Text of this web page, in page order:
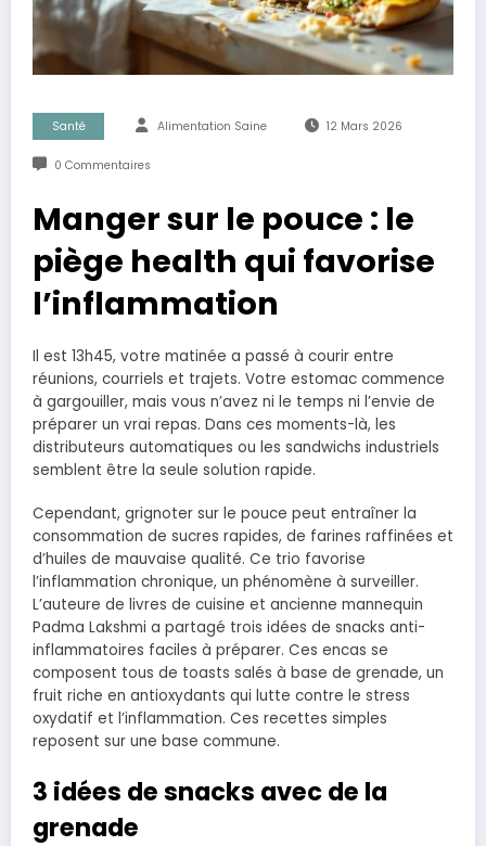
Santé Alimentation Saine 12 Mars 2026
0 Commentaires
Manger sur le pouce : le
piège health qui favorise
l’inflammation
Il est 13h45, votre matinée a passé à courir entre
réunions, courriels et trajets. Votre estomac commence
à gargouiller, mais vous n’avez ni le temps ni l’envie de
préparer un vrai repas. Dans ces moments-là, les
distributeurs automatiques ou les sandwichs industriels
semblent être la seule solution rapide.
Cependant, grignoter sur le pouce peut entraîner la
consommation de sucres rapides, de farines raffinées et
d’huiles de mauvaise qualité. Ce trio favorise
l’inflammation chronique, un phénomène à surveiller.
L’auteure de livres de cuisine et ancienne mannequin
Padma Lakshmi a partagé trois idées de snacks anti-
inflammatoires faciles à préparer. Ces encas se
composent tous de toasts salés à base de grenade, un
fruit riche en antioxydants qui lutte contre le stress
oxydatif et l’inflammation. Ces recettes simples
reposent sur une base commune.
3 idées de snacks avec de la
grenade